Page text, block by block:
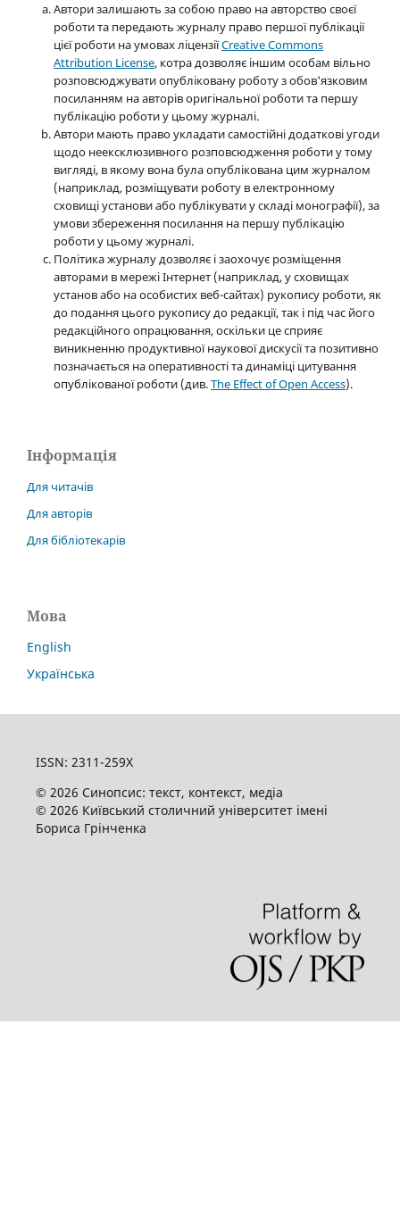
Автори залишають за собою право на авторство своєї
роботи та передають журналу право першої публікації
цієї роботи на умовах ліцензіїCreative Commons
Attribution License, котра дозволяє іншим особам вільно
розповсюджувати опубліковану роботу з обов'язковим
посиланням на авторів оригінальної роботи та першу
публікацію роботи у цьому журналі.
Автори мають право укладати самостійні додаткові угоди
щодо неексклюзивного розповсюдження роботи у тому
вигляді, в якому вона була опублікована цим журналом
(наприклад, розміщувати роботу в електронному
сховищі установи або публікувати у складі монографії), за
умови збереження посилання на першу публікацію
роботи у цьому журналі.
Політика журналу дозволяє і заохочує розміщення
авторами в мережі Інтернет (наприклад, у сховищах
установ або на особистих веб-сайтах) рукопису роботи, як
до подання цього рукопису до редакції, так і під час його
редакційного опрацювання, оскільки це сприяє
виникненню продуктивної наукової дискусії та позитивно
позначається на оперативності та динаміці цитування
опублікованої роботи (див.The Effect of Open Access).
Інформація
Для читачів
Для авторів
Для бібліотекарів
Мова
English
Українська
ISSN: 2311-259X
© 2026 Синопсис: текст, контекст, медіа
© 2026 Київський столичний університет імені
Бориса Грінченка